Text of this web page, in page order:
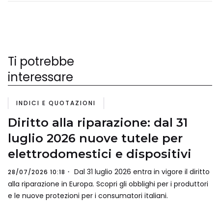
Ti potrebbe
interessare
INDICI E QUOTAZIONI
Diritto alla riparazione: dal 31
luglio 2026 nuove tutele per
elettrodomestici e dispositivi
28/07/2026 10:18
Dal 31 luglio 2026 entra in vigore il diritto
alla riparazione in Europa. Scopri gli obblighi per i produttori
e le nuove protezioni per i consumatori italiani.